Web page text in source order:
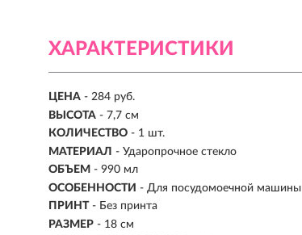
ХАРАКТЕРИСТИКИ
ЦЕНА - 284 руб.
ВЫСОТА - 7,7 см
КОЛИЧЕСТВО - 1 шт.
МАТЕРИАЛ - Ударопрочное стекло
ОБЪЕМ - 990 мл
ОСОБЕННОСТИ - Для посудомоечной машины
ПРИНТ - Без принта
РАЗМЕР - 18 см